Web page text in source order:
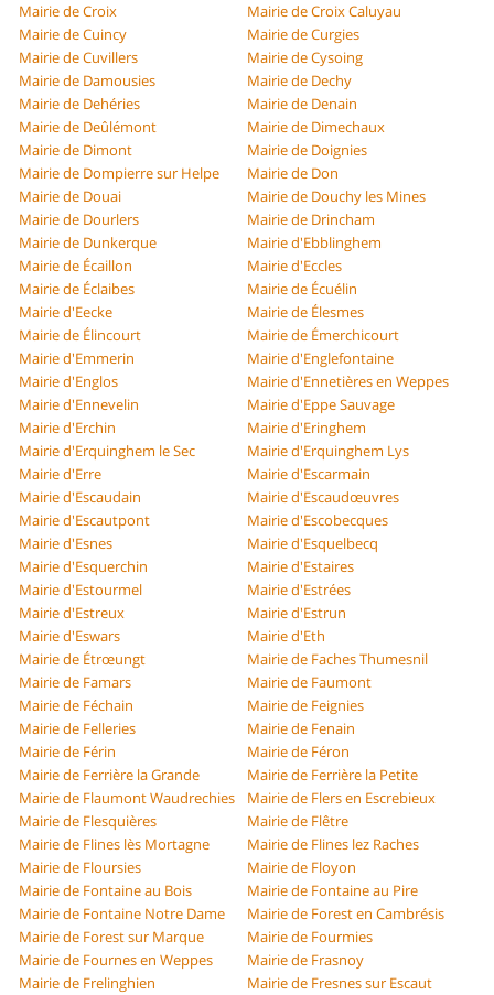
Mairie de Croix
Mairie de Croix Caluyau
Mairie de Cuincy
Mairie de Curgies
Mairie de Cuvillers
Mairie de Cysoing
Mairie de Damousies
Mairie de Dechy
Mairie de Dehéries
Mairie de Denain
Mairie de Deûlémont
Mairie de Dimechaux
Mairie de Dimont
Mairie de Doignies
Mairie de Dompierre sur Helpe
Mairie de Don
Mairie de Douai
Mairie de Douchy les Mines
Mairie de Dourlers
Mairie de Drincham
Mairie de Dunkerque
Mairie d'Ebblinghem
Mairie de Écaillon
Mairie d'Eccles
Mairie de Éclaibes
Mairie de Écuélin
Mairie d'Eecke
Mairie de Élesmes
Mairie de Élincourt
Mairie de Émerchicourt
Mairie d'Emmerin
Mairie d'Englefontaine
Mairie d'Englos
Mairie d'Ennetières en Weppes
Mairie d'Ennevelin
Mairie d'Eppe Sauvage
Mairie d'Erchin
Mairie d'Eringhem
Mairie d'Erquinghem le Sec
Mairie d'Erquinghem Lys
Mairie d'Erre
Mairie d'Escarmain
Mairie d'Escaudain
Mairie d'Escaudœuvres
Mairie d'Escautpont
Mairie d'Escobecques
Mairie d'Esnes
Mairie d'Esquelbecq
Mairie d'Esquerchin
Mairie d'Estaires
Mairie d'Estourmel
Mairie d'Estrées
Mairie d'Estreux
Mairie d'Estrun
Mairie d'Eswars
Mairie d'Eth
Mairie de Étrœungt
Mairie de Faches Thumesnil
Mairie de Famars
Mairie de Faumont
Mairie de Féchain
Mairie de Feignies
Mairie de Felleries
Mairie de Fenain
Mairie de Férin
Mairie de Féron
Mairie de Ferrière la Grande
Mairie de Ferrière la Petite
Mairie de Flaumont Waudrechies
Mairie de Flers en Escrebieux
Mairie de Flesquières
Mairie de Flêtre
Mairie de Flines lès Mortagne
Mairie de Flines lez Raches
Mairie de Floursies
Mairie de Floyon
Mairie de Fontaine au Bois
Mairie de Fontaine au Pire
Mairie de Fontaine Notre Dame
Mairie de Forest en Cambrésis
Mairie de Forest sur Marque
Mairie de Fourmies
Mairie de Fournes en Weppes
Mairie de Frasnoy
Mairie de Frelinghien
Mairie de Fresnes sur Escaut